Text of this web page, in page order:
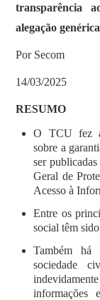
transparência
alegação
Por Secom
14/03/2025
RESUMO
O TCU fez
sobre a
ser
Geral de
Acesso à
Entre os
social têm
Também há
sociedade
informações